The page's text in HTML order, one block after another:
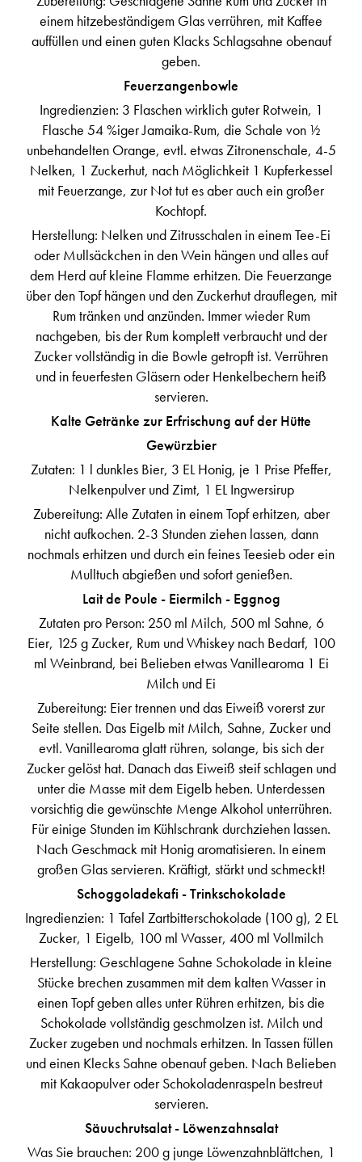
einem hitzebeständigem Glas verrühren, mit Kaffee
auffüllen und einen guten Klacks Schlagsahne obenauf
geben.
Feuerzangenbowle
Ingredienzien: 3 Flaschen wirklich guter Rotwein, 1
Flasche 54 %iger Jamaika-Rum, die Schale von ½
unbehandelten Orange, evtl. etwas Zitronenschale, 4-5
Nelken, 1 Zuckerhut, nach Möglichkeit 1 Kupferkessel
mit Feuerzange, zur Not tut es aber auch ein großer
Kochtopf.
Herstellung: Nelken und Zitrusschalen in einem Tee-Ei
oder Mullsäckchen in den Wein hängen und alles auf
dem Herd auf kleine Flamme erhitzen. Die Feuerzange
über den Topf hängen und den Zuckerhut drauflegen, mit
Rum tränken und anzünden. Immer wieder Rum
nachgeben, bis der Rum komplett verbraucht und der
Zucker vollständig in die Bowle getropft ist. Verrühren
und in feuerfesten Gläsern oder Henkelbechern heiß
servieren.
Kalte Getränke zur Erfrischung auf der Hütte
Gewürzbier
Zutaten: 1 l dunkles Bier, 3 EL Honig, je 1 Prise Pfeffer,
Nelkenpulver und Zimt, 1 EL Ingwersirup
Zubereitung: Alle Zutaten in einem Topf erhitzen, aber
nicht aufkochen. 2-3 Stunden ziehen lassen, dann
nochmals erhitzen und durch ein feines Teesieb oder ein
Mulltuch abgießen und sofort genießen.
Lait de Poule - Eiermilch - Eggnog
Zutaten pro Person: 250 ml Milch, 500 ml Sahne, 6
Eier, 125 g Zucker, Rum und Whiskey nach Bedarf, 100
ml Weinbrand, bei Belieben etwas Vanillearoma 1 Ei
Milch und Ei
Zubereitung: Eier trennen und das Eiweiß vorerst zur
Seite stellen. Das Eigelb mit Milch, Sahne, Zucker und
evtl. Vanillearoma glatt rühren, solange, bis sich der
Zucker gelöst hat. Danach das Eiweiß steif schlagen und
unter die Masse mit dem Eigelb heben. Unterdessen
vorsichtig die gewünschte Menge Alkohol unterrühren.
Für einige Stunden im Kühlschrank durchziehen lassen.
Nach Geschmack mit Honig aromatisieren. In einem
großen Glas servieren. Kräftigt, stärkt und schmeckt!
Schoggoladekafi - Trinkschokolade
Ingredienzien: 1 Tafel Zartbitterschokolade (100 g), 2 EL
Zucker, 1 Eigelb, 100 ml Wasser, 400 ml Vollmilch
Herstellung: Geschlagene Sahne Schokolade in kleine
Stücke brechen zusammen mit dem kalten Wasser in
einen Topf geben alles unter Rühren erhitzen, bis die
Schokolade vollständig geschmolzen ist. Milch und
Zucker zugeben und nochmals erhitzen. In Tassen füllen
und einen Klecks Sahne obenauf geben. Nach Belieben
mit Kakaopulver oder Schokoladenraspeln bestreut
servieren.
Säuuchrutsalat - Löwenzahnsalat
Was Sie brauchen: 200 g junge Löwenzahnblättchen, 1